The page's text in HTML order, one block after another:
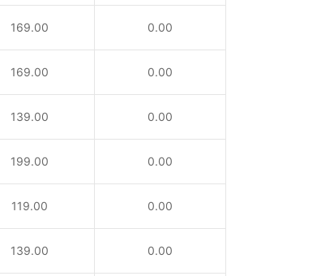
169.00 0.00
169.00 0.00
139.00 0.00
199.00 0.00
119.00 0.00
139.00 0.00